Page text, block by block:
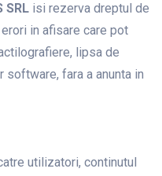
SRL isi rezerva dreptul de
in afisare care pot
lipsa de
fara a anunta in
utilizatori, continutul